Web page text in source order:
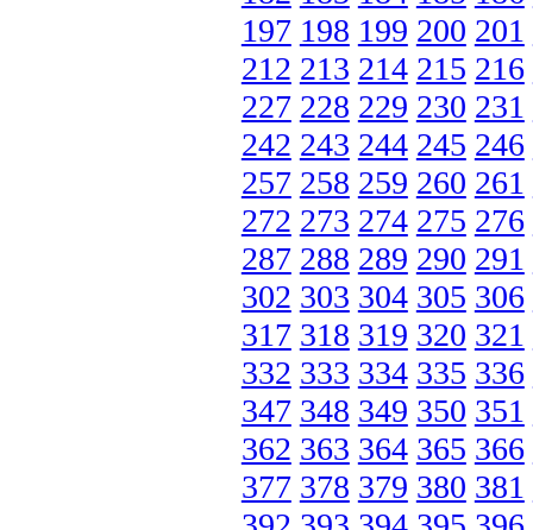
197 198 199 200 201
212 213 214 215 216
227 228 229 230 231
242 243 244 245 246
257 258 259 260 261
272 273 274 275 276
287 288 289 290 291
302 303 304 305 306
317 318 319 320 321
332 333 334 335 336
347 348 349 350 351
362 363 364 365 366
377 378 379 380 381